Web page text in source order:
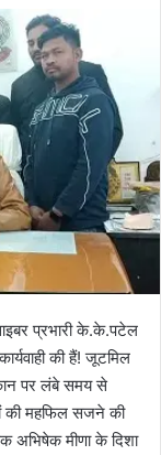
प्रभारी के.के.पटेल
की हैं! जूटमिल
पर लंबे समय से
महफिल सजने की
अभिषेक मीणा के दिशा